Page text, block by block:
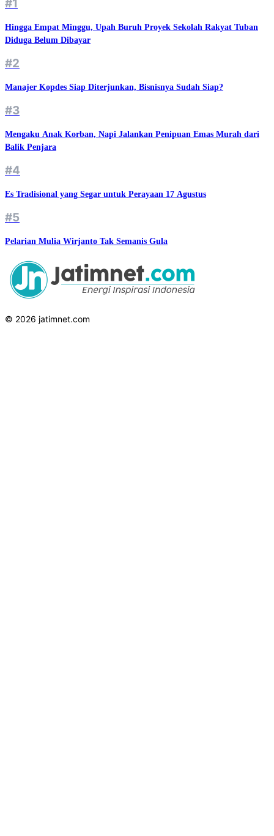
#1
Hingga Empat Minggu, Upah Buruh Proyek Sekolah Rakyat Tuban
Diduga Belum Dibayar
#2
Manajer Kopdes Siap Diterjunkan, Bisnisnya Sudah Siap?
#3
Mengaku Anak Korban, Napi Jalankan Penipuan Emas Murah dari
Balik Penjara
#4
Es Tradisional yang Segar untuk Perayaan 17 Agustus
#5
Pelarian Mulia Wirjanto Tak Semanis Gula
© 2026 jatimnet.com